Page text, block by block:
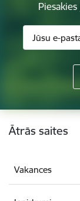
Kājene
Ātrās saites
Vakances